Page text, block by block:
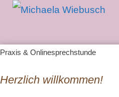
Zum
Praxis & Onlinesprechstunde
Herzlich willkommen!